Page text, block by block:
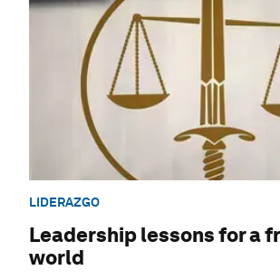
LIDERAZGO
Leadership lessons for a
world